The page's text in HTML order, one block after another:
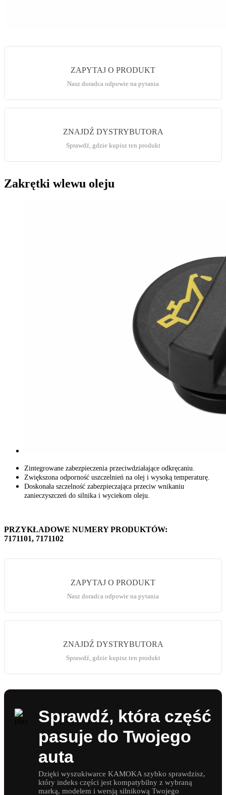
ZAPYTAJ O PRODUKT
Nasz doradca odpowie na pytania
ZNAJDŹ DYSTRYBUTORA
Sprawdź, gdzie kupisz ten produkt
Zakrętki wlewu oleju
Zintegrowane zabezpieczenia przeciwdziałające odkręcaniu.
Zwiększona odporność uszczelnień na olej i wysoką temperaturę.
Doskonała szczelność zabezpieczająca przeciw wnikaniu
zanieczyszczeń do silnika i wyciekom oleju.
PRZYKŁADOWE NUMERY PRODUKTÓW:
7171101, 7171102
ZAPYTAJ O PRODUKT
Nasz doradca odpowie na pytania
ZNAJDŹ DYSTRYBUTORA
Sprawdź, gdzie kupisz ten produkt
Sprawdź, która część
pasuje do Twojego
auta
Dzięki wyszukiwarce KAMOKA szybko sprawdzisz,
który indeks części jest kompatybilny z wybraną
marką, modelem i wersją silnikową Twojego